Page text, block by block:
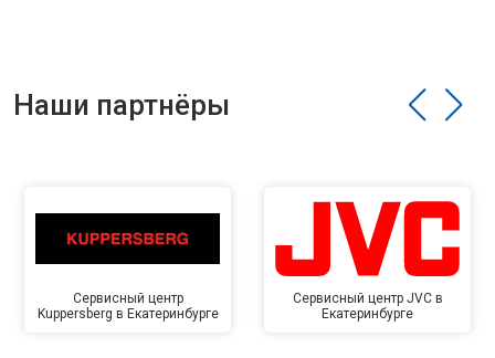
Наши партнёры
Сервисный центр
Kuppersberg в Екатеринбурге
Сервисный центр JVC в
Екатеринбурге